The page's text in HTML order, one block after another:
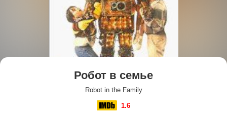
Робот в семье
Robot in the Family
1.6